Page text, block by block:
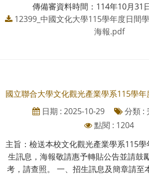
傳備審資料時間：114年10月31
12399_中國文化大學115學年度日間
海報.pdf
國立聯合大學文化觀光產業學系115學
日期 : 2025-10-29
分類 :
點閱 : 1204
主旨：檢送本校文化觀光產業學系115
生訊息，海報敬請惠予轉貼公告並請鼓
考，請查照。 一、招生訊息及簡章請至